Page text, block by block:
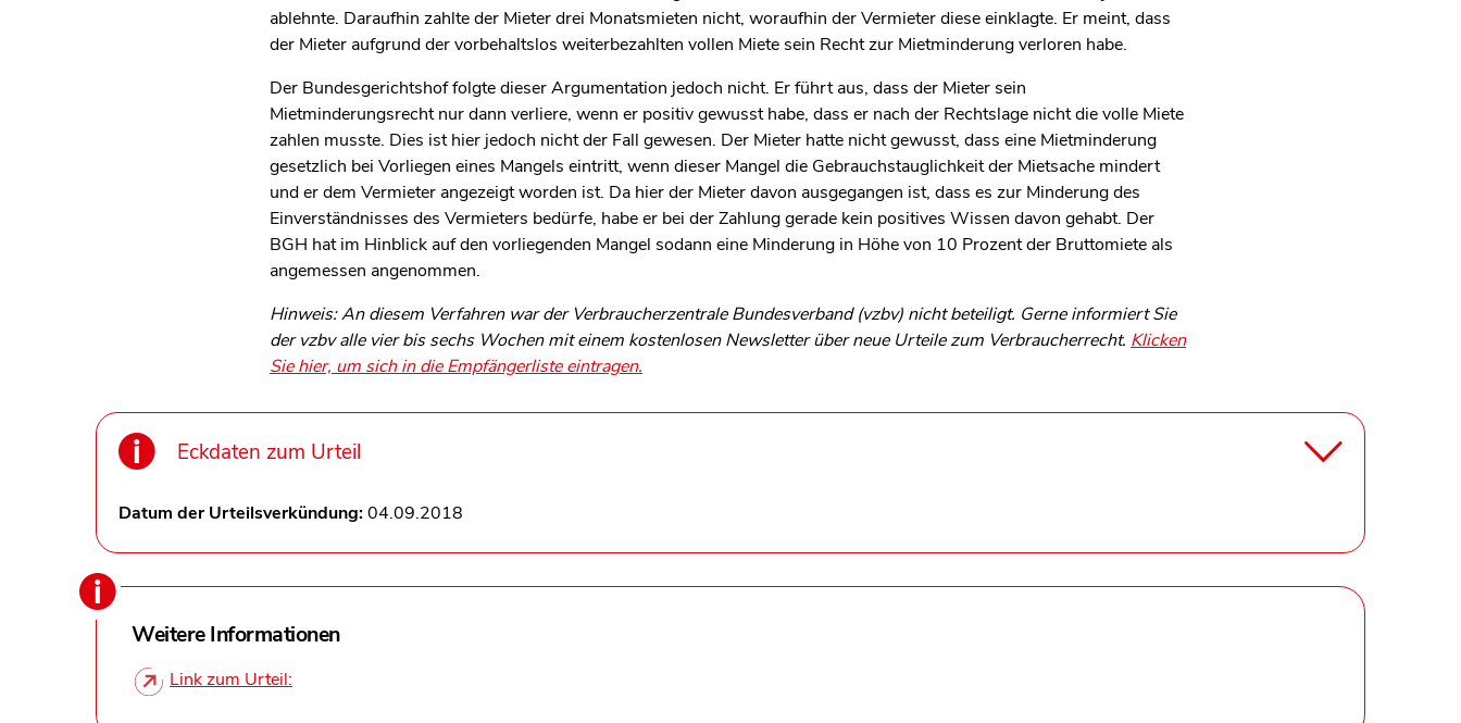
ablehnte. Daraufhin zahlte der Mieter drei Monatsmieten nicht, woraufhin der Vermieter diese einklagte. Er meint, dass
der Mieter aufgrund der vorbehaltslos weiterbezahlten vollen Miete sein Recht zur Mietminderung verloren habe.
Der Bundesgerichtshof folgte dieser Argumentation jedoch nicht. Er führt aus, dass der Mieter sein
Mietminderungsrecht nur dann verliere, wenn er positiv gewusst habe, dass er nach der Rechtslage nicht die volle Miete
zahlen musste. Dies ist hier jedoch nicht der Fall gewesen. Der Mieter hatte nicht gewusst, dass eine Mietminderung
gesetzlich bei Vorliegen eines Mangels eintritt, wenn dieser Mangel die Gebrauchstauglichkeit der Mietsache mindert
und er dem Vermieter angezeigt worden ist. Da hier der Mieter davon ausgegangen ist, dass es zur Minderung des
Einverständnisses des Vermieters bedürfe, habe er bei der Zahlung gerade kein positives Wissen davon gehabt. Der
BGH hat im Hinblick auf den vorliegenden Mangel sodann eine Minderung in Höhe von 10 Prozent der Bruttomiete als
angemessen angenommen.
Hinweis: An diesem Verfahren war der Verbraucherzentrale Bundesverband (vzbv) nicht beteiligt. Gerne informiert Sie
der vzbv alle vier bis sechs Wochen mit einem kostenlosen Newsletter über neue Urteile zum Verbraucherrecht. Klicken
Sie hier, um sich in die Empfängerliste eintragen.
Eckdaten zum Urteil
Datum der Urteilsverkündung:04.09.2018
Weitere Informationen
Link zum Urteil: